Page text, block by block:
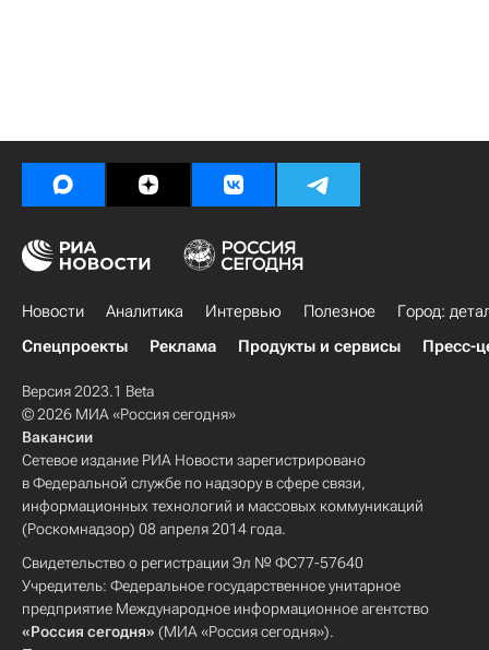
Новости Аналитика Интервью Полезное
Город:
Спецпроекты
Реклама Продукты и сервисы Пресс-
Версия 2023.1 Beta
© 2026 МИА «Россия сегодня»
Вакансии
Сетевое издание РИА Новости зарегистрировано
в Федеральной службе по надзору в сфере связи,
информационных технологий и массовых коммуникаций
(Роскомнадзор) 08 апреля 2014 года.
Свидетельство о регистрации Эл № ФС77-57640
Учредитель: Федеральное государственное унитарное
предприятие Международное информационное агентство
«Россия сегодня» (МИА «Россия сегодня»).